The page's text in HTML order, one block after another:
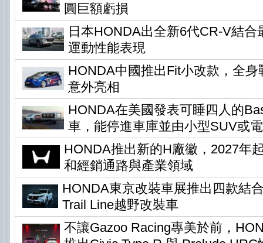
圓巨額虧損
日本HONDA出全新6代CR-V結合
運動性能表現
HONDA中國推出Fit小改款，全
意外亮相
HONDA在美國發表可睡四人的
車，能停進車庫並由小型SUV或
HONDA推出新的H廠徽，2027年
和經銷通路與產業領域
HONDA東京改裝車展推出四款結
Trail Line越野改裝車
不讓Gazoo Racing專美於前，